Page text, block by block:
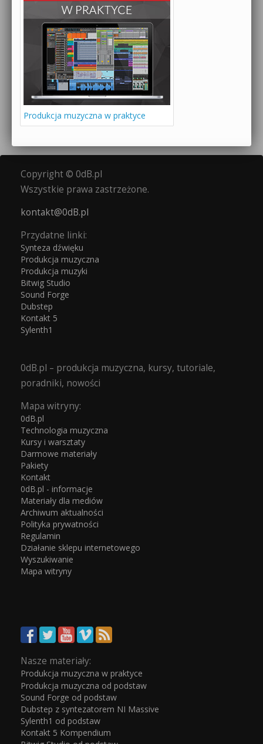
Produkcja muzyczna w praktyce
Copyright © 0dB.pl
Wszystkie prawa zastrzeżone.
kontakt@0dB.pl
Przydatne linki:
Synteza dźwięku
Produkcja muzyczna
Produkcja muzyki
Bitwig Studio
Sound Forge
Dubstep
Kontakt 5
Sylenth1
0dB.pl – produkcja muzyczna, kursy, tutoriale,
poradniki, nowości
Mapa witryny:
0dB.pl
Technologia muzyczna
Kursy i warsztaty
Darmowe materiały
Pakiety
Kontakt
0dB.pl - informacje
Materiały dla mediów
Archiwum aktualności
Polityka prywatności
Regulamin
Działanie sklepu internetowego
Wyszukiwanie
Mapa witryny
Nasze materiały:
Produkcja muzyczna w praktyce
Produkcja muzyczna od podstaw
Sound Forge od podstaw
Dubstep z syntezatorem NI Massive
Sylenth1 od podstaw
Kontakt 5 Kompendium